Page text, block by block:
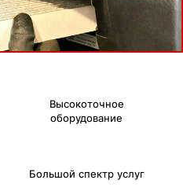
Высокоточное
оборудование
Большой спектр услуг